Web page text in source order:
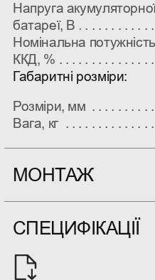
Напруга
батареї, В
Номінальна
ККД, %
Габаритні розміри:
Розміри, мм
Вага, кг
МОНТАЖ
спеціалістів та надає
якої складності для
сайту. Ціна
окремо.
СПЕЦИФІКАЦІЇ